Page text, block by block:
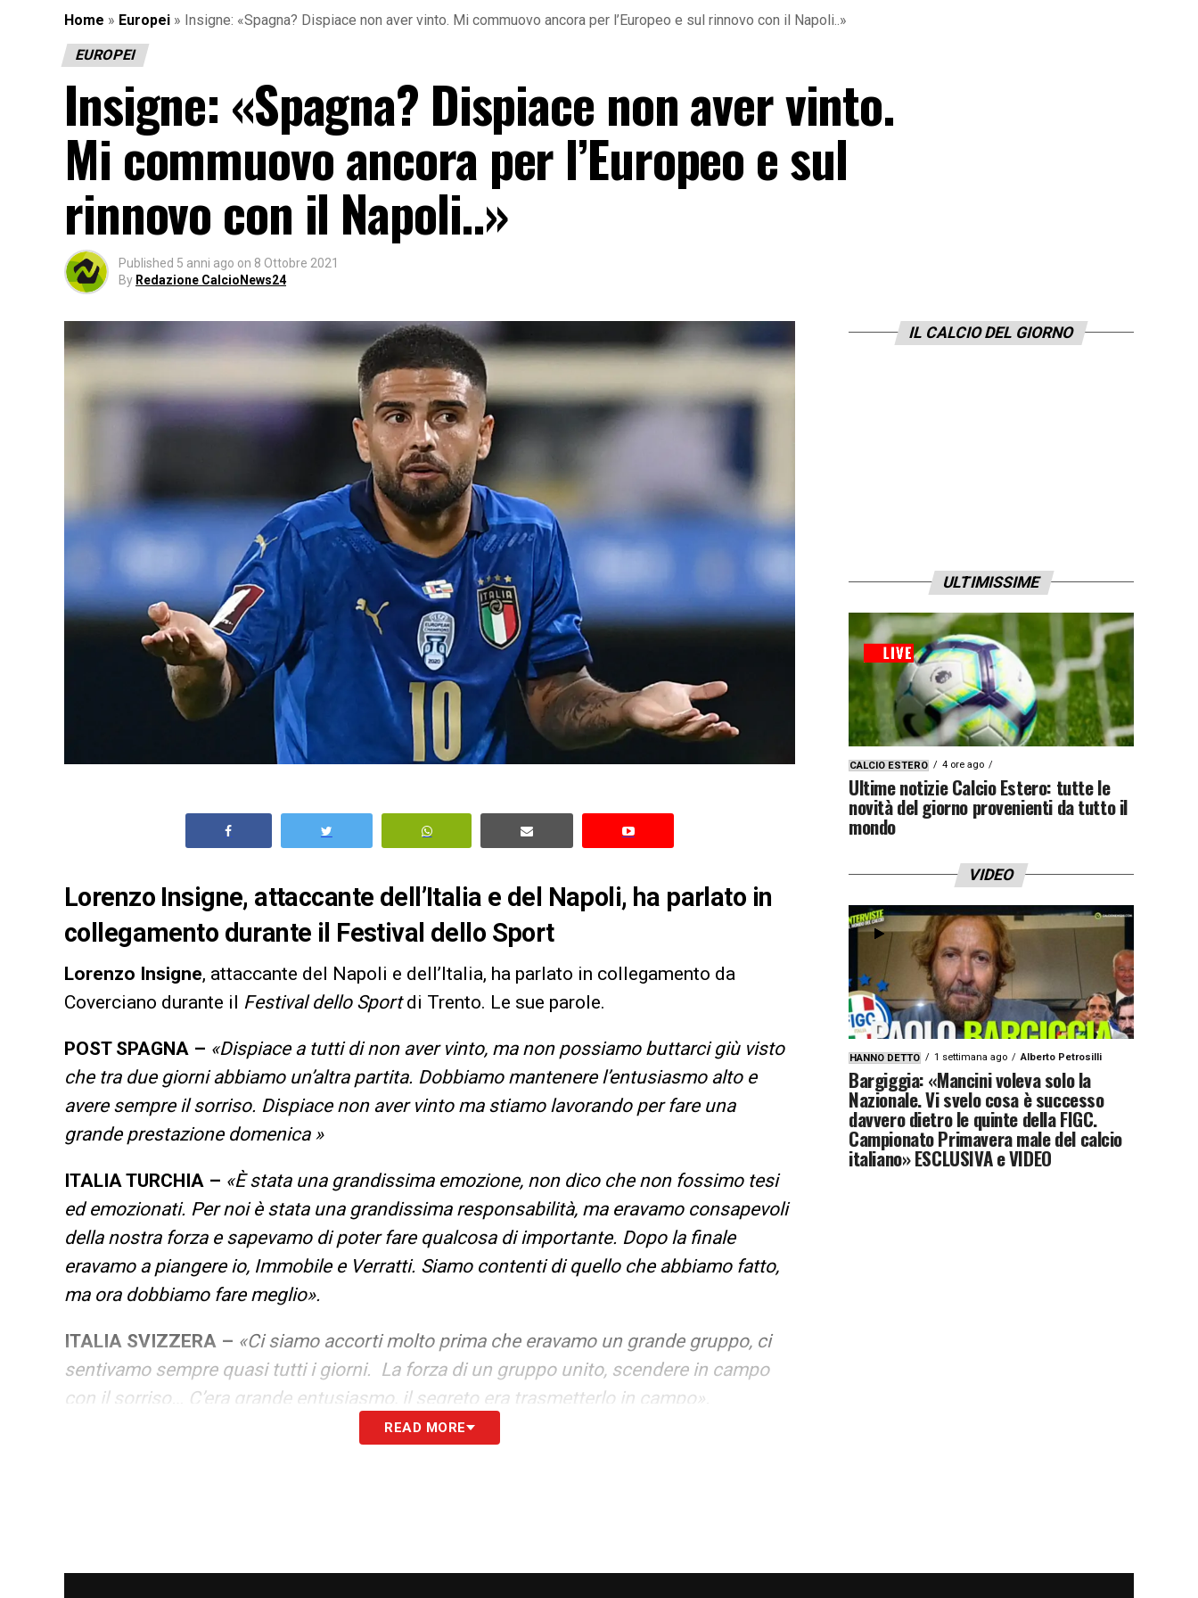
Home » Europei » Insigne: «Spagna? Dispiace non aver vinto. Mi commuovo ancora per l’Europeo e sul rinnovo con il Napoli..»
EUROPEI
Insigne: «Spagna? Dispiace non aver vinto.
Mi commuovo ancora per l’Europeo e sul
rinnovo con il Napoli..»
Published 5 anni ago on 8 Ottobre 2021
By Redazione CalcioNews24
Lorenzo Insigne, attaccante dell’Italia e del Napoli, ha parlato in
collegamento durante il Festival dello Sport
Lorenzo Insigne, attaccante del Napoli e dell’Italia, ha parlato in collegamento da
Coverciano durante il Festival dello Sportdi Trento. Le sue parole.
POST SPAGNA – «Dispiace a tutti di non aver vinto, ma non possiamo buttarci giù visto
che tra due giorni abbiamo un’altra partita. Dobbiamo mantenere l’entusiasmo alto e
avere sempre il sorriso. Dispiace non aver vinto ma stiamo lavorando per fare una
grande prestazione domenica »
ITALIA TURCHIA – «È stata una grandissima emozione, non dico che non fossimo tesi
ed emozionati. Per noi è stata una grandissima responsabilità, ma eravamo consapevoli
della nostra forza e sapevamo di poter fare qualcosa di importante. Dopo la finale
eravamo a piangere io, Immobile e Verratti. Siamo contenti di quello che abbiamo fatto,
ma ora dobbiamo fare meglio».
ITALIA SVIZZERA – «Ci siamo accorti molto prima che eravamo un grande gruppo, ci
sentivamo sempre quasi tutti i giorni. La forza di un gruppo unito, scendere in campo
con il sorriso… C’era grande entusiasmo, il segreto era trasmetterlo in campo».
«Dal primo giorno tutti ridevamo e scherzavamo, l’unico che non
aggressivi e correvano tanto. Quando abbiamo preso il gol ci è crollato il mondo
READ MORE
IL CALCIO DEL GIORNO
ULTIMISSIME
CALCIO ESTERO 4 ore ago
Ultime notizie Calcio Estero: tutte le
novità del giorno provenienti da tutto il
mondo
VIDEO
HANNO DETTO 1 settimana ago Alberto Petrosilli
Bargiggia: «Mancini voleva solo la
Nazionale. Vi svelo cosa è successo
davvero dietro le quinte della FIGC.
Campionato Primavera male del calcio
italiano» ESCLUSIVA e VIDEO